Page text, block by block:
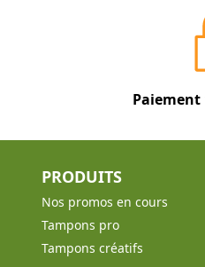
Paiement
PRODUITS
Nos promos en cours
Tampons pro
Tampons créatifs